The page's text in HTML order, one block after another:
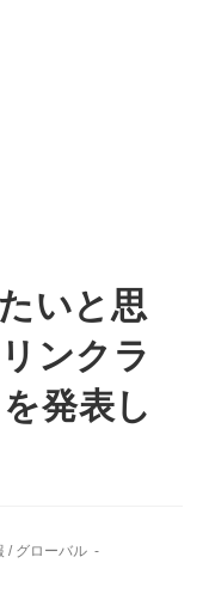
いと思
ンクラ
発表し
/ グローバル